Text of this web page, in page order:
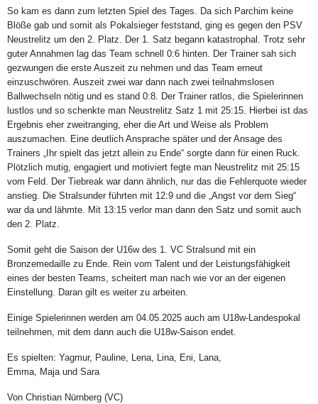
So kam es dann zum letzten Spiel des Tages. Da sich Parchim keine
Blöße gab und somit als Pokalsieger feststand, ging es gegen den PSV
Neustrelitz um den 2. Platz. Der 1. Satz begann katastrophal. Trotz sehr
guter Annahmen lag das Team schnell 0:6 hinten. Der Trainer sah sich
gezwungen die erste Auszeit zu nehmen und das Team erneut
einzuschwören. Auszeit zwei war dann nach zwei teilnahmslosen
Ballwechseln nötig und es stand 0:8. Der Trainer ratlos, die Spielerinnen
lustlos und so schenkte man Neustrelitz Satz 1 mit 25:15. Hierbei ist das
Ergebnis eher zweitranging, eher die Art und Weise als Problem
auszumachen. Eine deutlich Ansprache später und der Ansage des
Trainers „Ihr spielt das jetzt allein zu Ende“ sorgte dann für einen Ruck.
Plötzlich mutig, engagiert und motiviert fegte man Neustrelitz mit 25:15
vom Feld. Der Tiebreak war dann ähnlich, nur das die Fehlerquote wieder
anstieg. Die Stralsunder führten mit 12:9 und die „Angst vor dem Sieg“
war da und lähmte. Mit 13:15 verlor man dann den Satz und somit auch
den 2. Platz.
Somit geht die Saison der U16w des 1. VC Stralsund mit ein
Bronzemedaille zu Ende. Rein vom Talent und der Leistungsfähigkeit
eines der besten Teams, scheitert man nach wie vor an der eigenen
Einstellung. Daran gilt es weiter zu arbeiten.
Einige Spielerinnen werden am 04.05.2025 auch am U18w-Landespokal
teilnehmen, mit dem dann auch die U18w-Saison endet.
Es spielten: Yagmur, Pauline, Lena, Lina, Eni, Lana,
Emma, Maja und Sara
Von Christian Nürnberg (VC)